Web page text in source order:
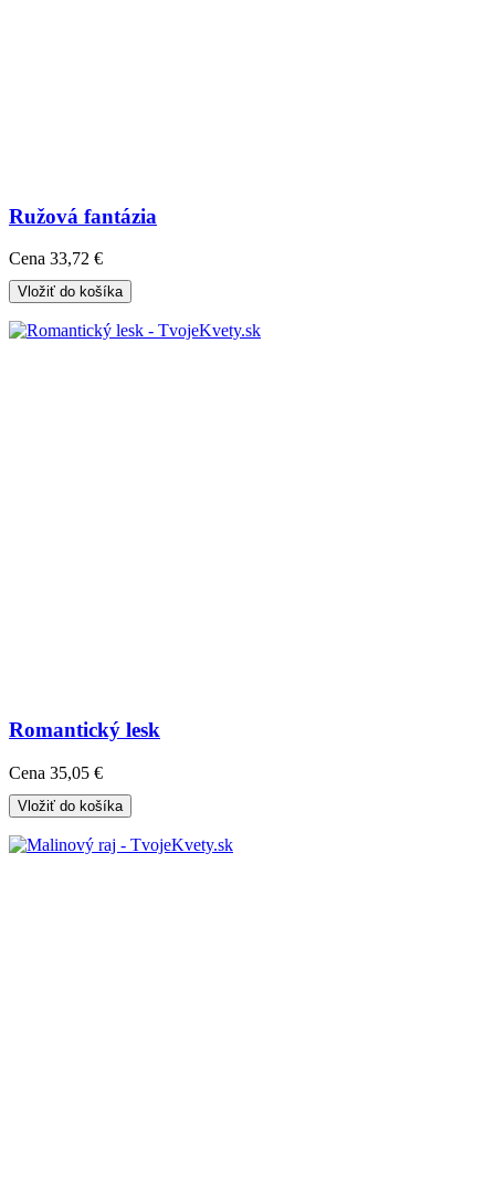
Ružová fantázia
Cena 33,72 €
Vložiť do košíka
Romantický lesk
Cena 35,05 €
Vložiť do košíka